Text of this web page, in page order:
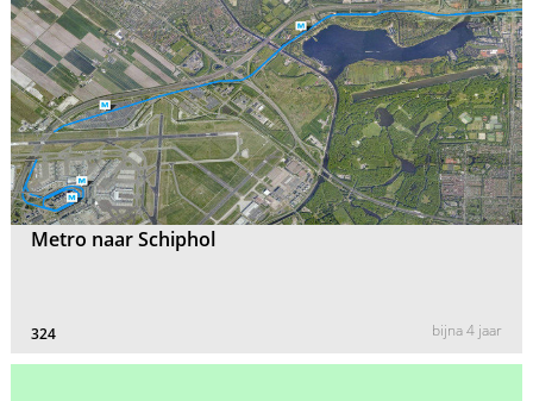
Metro naar Schiphol
324 bijna 4 jaar